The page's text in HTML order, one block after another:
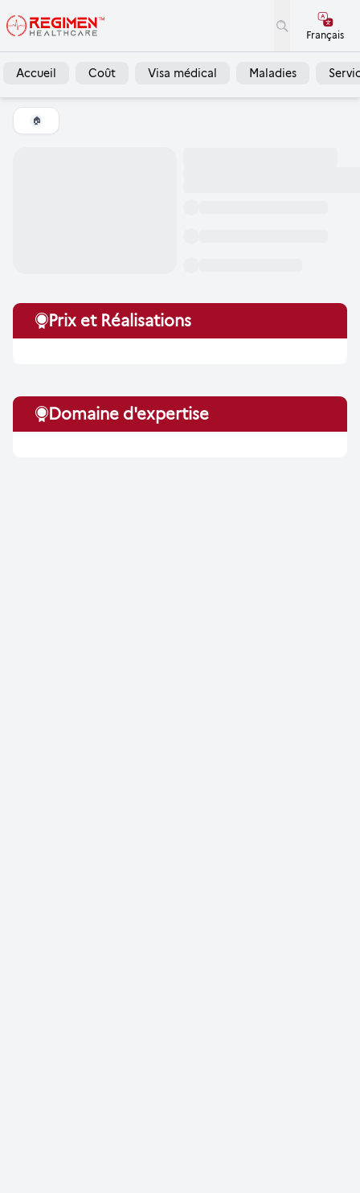
Français
Accueil Coût Visa médical Maladies
🏠
Prix et Réalisations
Domaine d'expertise